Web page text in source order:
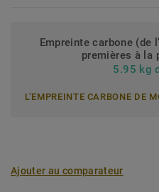
Empreinte carbone (de
premières à la
5.95 kg
L’EMPREINTE CARBONE DE
Ajouter au comparateur